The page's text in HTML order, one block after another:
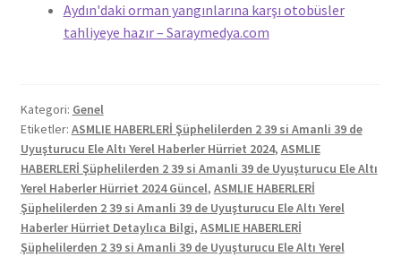
Aydın'daki orman yangınlarına karşı otobüsler
tahliyeye hazır – Saraymedya.com
Kategori: Genel
Etiketler: ASMLIE HABERLERİ Şüphelilerden 2 39 si Amanli 39 de
Uyuşturucu Ele Altı Yerel Haberler Hürriet 2024, ASMLIE
HABERLERİ Şüphelilerden 2 39 si Amanli 39 de Uyuşturucu Ele Altı
Yerel Haberler Hürriet 2024 Güncel, ASMLIE HABERLERİ
Şüphelilerden 2 39 si Amanli 39 de Uyuşturucu Ele Altı Yerel
Haberler Hürriet Detaylıca Bilgi, ASMLIE HABERLERİ
Şüphelilerden 2 39 si Amanli 39 de Uyuşturucu Ele Altı Yerel